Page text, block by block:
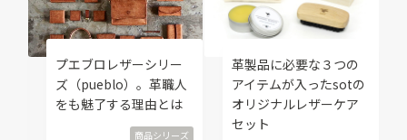
プエブロレザーシリー
ズ（pueblo）。革職人
をも魅了する理由とは
商品シリーズ
革製品に必要な３つの
アイテムが入ったsotの
オリジナルレザーケア
セット